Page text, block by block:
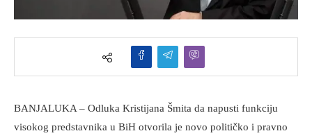
BANJALUKA – Odluka Kristijana Šmita da napusti funkciju
visokog predstavnika u BiH otvorila je novo političko i pravno